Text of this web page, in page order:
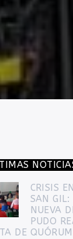
CRISIS
SAN GIL:
NUEVA
PUDO
DE QUÓRUM